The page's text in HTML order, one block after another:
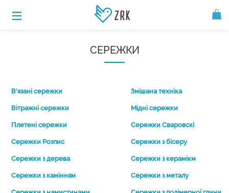
СЕРЕЖКИ
В'язані сережки
Вітражні сережки
Змішана техніка
Мідні сережки
Плетені сережки
Сережки Розпис
Сережки Сваровскі
Сережки з бісеру
Сережки з дерева
Сережки з камінням
Сережки з керамікм
Сережки з металу